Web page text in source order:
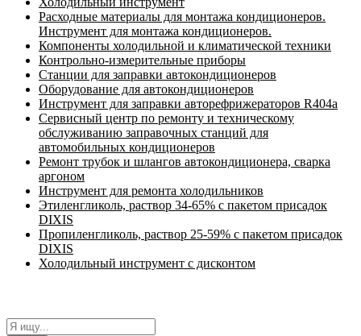
Расходные материалы для монтажа кондиционеров.
Инструмент для монтажа кондиционеров.
Компоненты холодильной и климатической техники
Контрольно-измерительные приборы
Станции для заправки автокондиционеров
Оборудование для автокондиционеров
Инструмент для заправки авторефрижераторов R404a
Сервисный центр по ремонту и техническому
обслуживанию заправочных станций для
автомобильных кондиционеров
Ремонт трубок и шлангов автокондиционера, сварка
аргоном
Инструмент для ремонта холодильников
Этиленгликоль, раствор 34-65% с пакетом присадок
DIXIS
Пропиленгликоль, раствор 25-59% с пакетом присадок
DIXIS
Холодильный инструмент с дисконтом